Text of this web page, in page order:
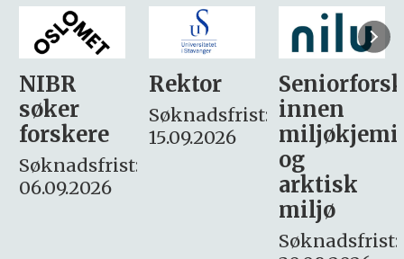
Rektor
Søknadsfrist:
15.09.2026
Seniorforsker
innen
miljøkjemi
søker
– fast
Søknadsfrist:
16. august.